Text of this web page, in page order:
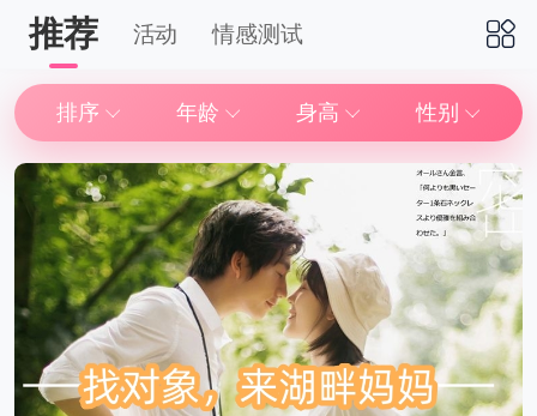
推荐 活动 情感测试
下拉刷新
排序 年龄 身高 性别